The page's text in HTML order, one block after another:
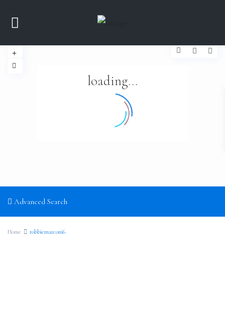
loading...
Advanced Search
Home robbiemarconi6